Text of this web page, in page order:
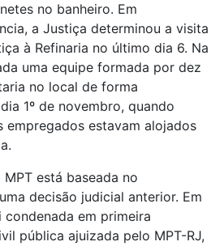
no banheiro. Em
a Justiça determinou a visita
à Refinaria no último dia 6. Na
uma equipe formada por dez
no local de forma
1º de novembro, quando
empregados estavam alojados
está baseada no
decisão judicial anterior. Em
em primeira
pública ajuizada pelo MPT-RJ,